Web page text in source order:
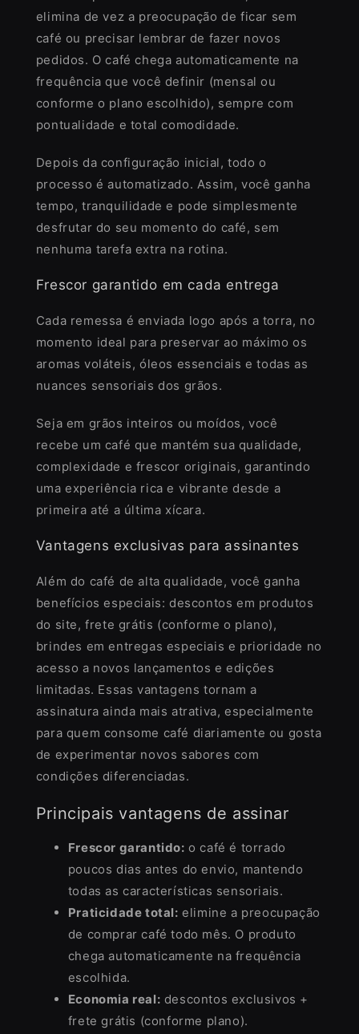
elimina de vez a preocupação de ficar sem
café ou precisar lembrar de fazer novos
pedidos. O café chega automaticamente na
frequência que você definir (mensal ou
conforme o plano escolhido), sempre com
pontualidade e total comodidade.
Depois da configuração inicial, todo o
processo é automatizado. Assim, você ganha
tempo, tranquilidade e pode simplesmente
desfrutar do seu momento do café, sem
nenhuma tarefa extra na rotina.
Frescor garantido em cada entrega
Cada remessa é enviada logo após a torra, no
momento ideal para preservar ao máximo os
aromas voláteis, óleos essenciais e todas as
nuances sensoriais dos grãos.
Seja em grãos inteiros ou moídos, você
recebe um café que mantém sua qualidade,
complexidade e frescor originais, garantindo
uma experiência rica e vibrante desde a
primeira até a última xícara.
Vantagens exclusivas para assinantes
Além do café de alta qualidade, você ganha
benefícios especiais: descontos em produtos
do site, frete grátis (conforme o plano),
brindes em entregas especiais e prioridade no
acesso a novos lançamentos e edições
limitadas. Essas vantagens tornam a
assinatura ainda mais atrativa, especialmente
para quem consome café diariamente ou gosta
de experimentar novos sabores com
condições diferenciadas.
Principais vantagens de assinar
Frescor garantido: o café é torrado
poucos dias antes do envio, mantendo
todas as características sensoriais.
Praticidade total: elimine a preocupação
de comprar café todo mês. O produto
chega automaticamente na frequência
escolhida.
Economia real: descontos exclusivos +
frete grátis (conforme plano).